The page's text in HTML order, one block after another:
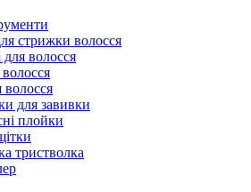
стрижки волосся
для волосся
для завивки
плойки
тристволка